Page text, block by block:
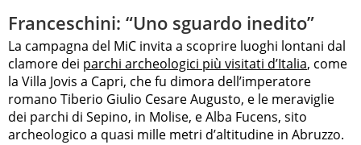
Franceschini: “Uno sguardo inedito”
La campagna del MiC invita a scoprire luoghi lontani dal
clamore dei parchi archeologici più visitati d’Italia, come
la Villa Jovis a Capri, che fu dimora dell’imperatore
romano Tiberio Giulio Cesare Augusto, e le meraviglie
dei parchi di Sepino, in Molise, e Alba Fucens, sito
archeologico a quasi mille metri d’altitudine in Abruzzo.